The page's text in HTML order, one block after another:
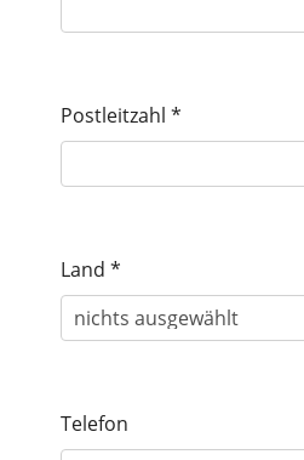
Post­leit­zahl *
Land *
Telefon